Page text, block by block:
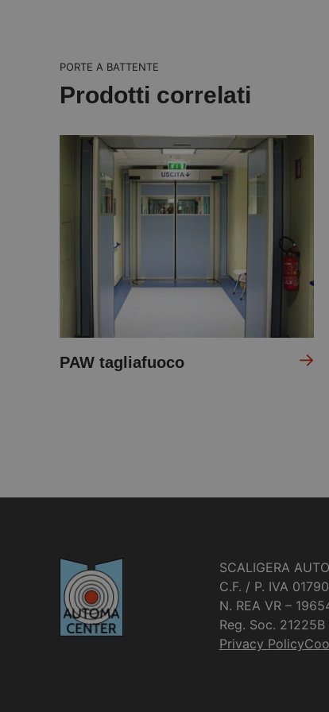
sistema automatico
PORTE A BATTENTE
Prodotti correlati
PAW tagliafuoco
SCALIGERA
C.F. / P. IVA
N. REA VR –
Reg. Soc. 21225B
Privacy Policy